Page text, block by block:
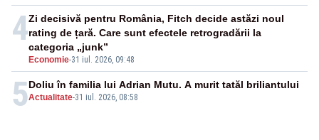
4
Economie-31 iul. 2026, 09:48
Zi decisivă pentru România, Fitch decide astăzi noul
rating de țară. Care sunt efectele retrogradării la
categoria „junk”
5Actualitate-31 iul. 2026, 08:58
Doliu în familia lui Adrian Mutu. A murit tatăl briliantului